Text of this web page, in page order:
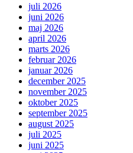
juli 2026
juni 2026
maj 2026
april 2026
marts 2026
februar 2026
januar 2026
december 2025
november 2025
oktober 2025
september 2025
august 2025
juli 2025
juni 2025